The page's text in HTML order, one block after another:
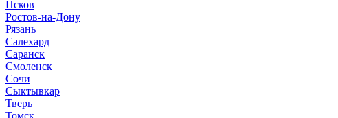
Псков
Ростов-на-Дону
Рязань
Салехард
Саранск
Смоленск
Сочи
Сыктывкар
Тверь
Томск